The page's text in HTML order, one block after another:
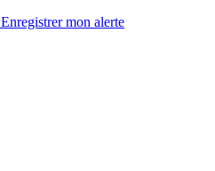
Enregistrermon alerte